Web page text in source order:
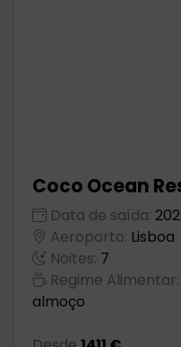
Coco Ocean
Data de saída:
Aeroporto: Lisboa
Noites: 7
Regime Alimentar:
almoço